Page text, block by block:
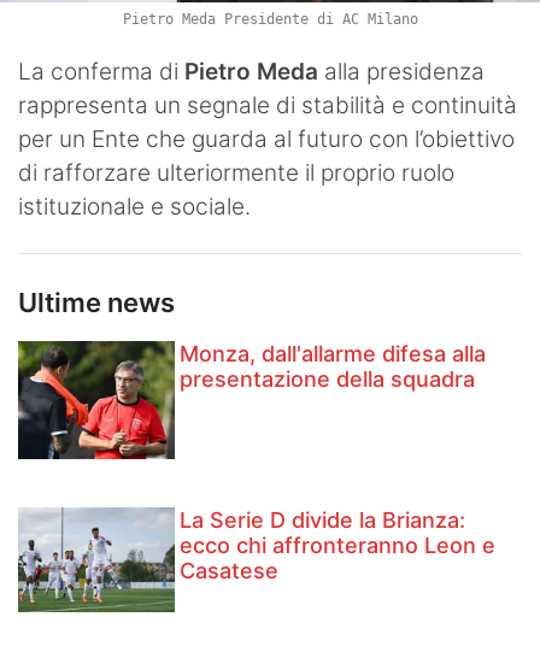
Pietro Meda Presidente di AC Milano
La conferma di Pietro Meda alla presidenza
rappresenta un segnale di stabilità e continuità
per un Ente che guarda al futuro con l’obiettivo
di rafforzare ulteriormente il proprio ruolo
istituzionale e sociale.
Ultime news
Monza, dall'allarme difesa alla
presentazione della squadra
La Serie D divide la Brianza:
ecco chi affronteranno Leon e
Casatese